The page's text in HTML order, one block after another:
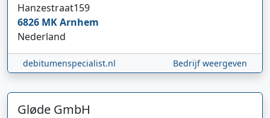
Hanzestraat159
6826 MKArnhem
Nederland
debitumenspecialist.nl Bedrijf weergeven
Gløde GmbH